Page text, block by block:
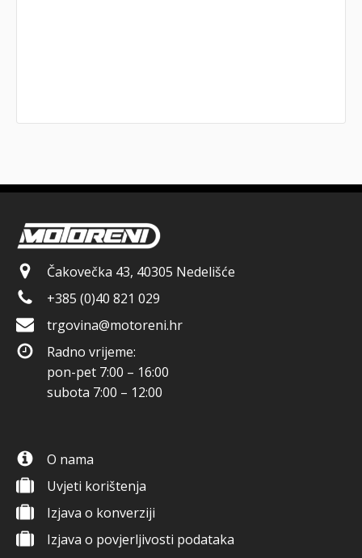
Čakovečka 43, 40305 Nedelišće
+385 (0)40 821 029
trgovina@motoreni.hr
Radno vrijeme:
pon-pet 7:00 – 16:00
subota 7:00 – 12:00
O nama
Uvjeti korištenja
Izjava o konverziji
Izjava o povjerljivosti podataka